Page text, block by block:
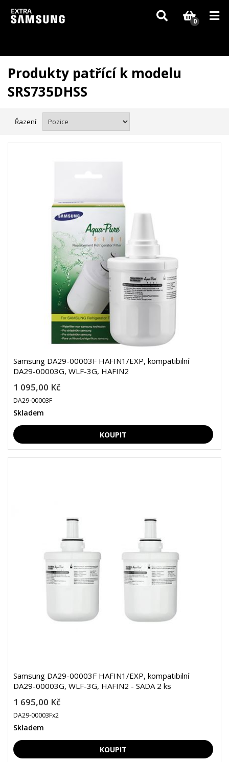
Vzhledem k aktuální situaci se může dodání dílů, které nejsou skladem,
zpozdit. Děkujeme za pochopení.
0
Produkty patřící k modelu
SRS735DHSS
Řazení
Samsung DA29-00003F HAFIN1/EXP, kompatibilní
DA29-00003G, WLF-3G, HAFIN2
1 095,00 Kč
DA29-00003F
Skladem
Samsung DA29-00003F HAFIN1/EXP, kompatibilní
DA29-00003G, WLF-3G, HAFIN2 - SADA 2 ks
1 695,00 Kč
DA29-00003Fx2
Skladem